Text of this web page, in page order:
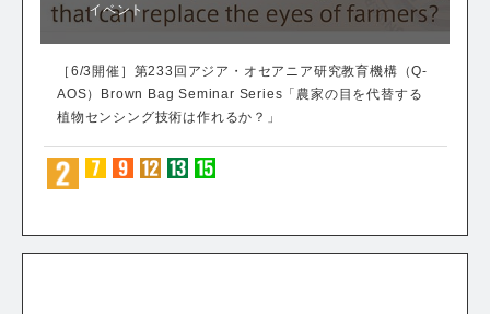
イベント
［6/3開催］第233回アジア・オセアニア研究教育機構（Q-
AOS）Brown Bag Seminar Series「農家の目を代替する
植物センシング技術は作れるか？」